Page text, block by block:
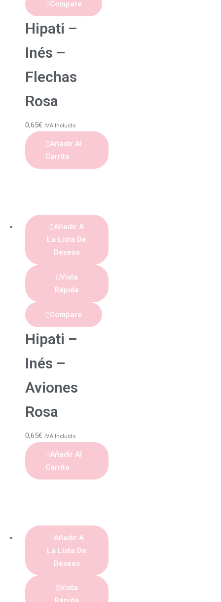
Compare
Hipati –
Inés –
Flechas
Rosa
0,65€ IVA Incluido
Añadir Al
Carrito
Añadir A
La Lista De
Deseos
Vista
Rápida
Compare
Hipati –
Inés –
Aviones
Rosa
0,65€ IVA Incluido
Añadir Al
Carrito
Añadir A
La Lista De
Deseos
Vista